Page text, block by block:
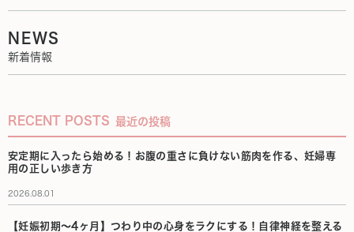
NEWS
新着情報
RECENT POSTS 最近の投稿
安定期に入ったら始める！お腹の重さに負けない筋肉を作る、妊婦専
用の正しい歩き方
2026.08.01
【妊娠初期〜4ヶ月】つわり中の心身をラクにする！自律神経を整える